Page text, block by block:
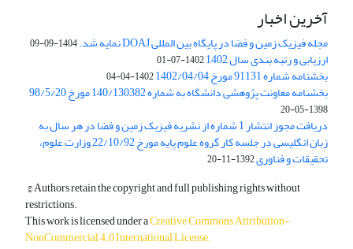
آخرین اخبار
مجله فیزیک زمین و فضا در پایگاه بین المللی DOAJ نمایه شد. 1404-09-09
ارزیابی و رتبه بندی سال 1402 1402-07-01
بخشنامه شماره 91131 مورخ 1402/04/04 1402-04-04
بخشنامه معاونت پژوهشی دانشگاه به شماره 140/130382 مورخ 98/5/20
1398-05-20
دریافت مجوز انتشار 1 شماره از نشریه فیزیک زمین و فضا در هر سال به
زبان انگلیسی در جلسه کار گروه علوم پایه مورخ 22/10/92 وزارت علوم،
تحقیقات و فناوری1392-11-20
© Authors retain the copyright and full publishing rights without
restrictions.
This work is licensed under aCreative Commons Attribution-
NonCommercial 4.0 International License.